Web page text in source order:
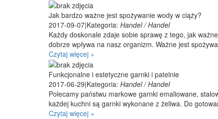
Jak bardzo ważne jest spożywanie wody w ciąży?
2017-09-07|Kategoria: Handel / Handel
Każdy doskonale zdaje sobie sprawę z tego, jak
dobrze wpływa na nasz organizm. Ważne jest
Czytaj więcej »
Funkcjonalne i estetyczne garnki i patelnie
2017-06-29|Kategoria: Handel / Handel
Polecamy państwu markowe garnki emaliowane,
każdej kuchni są garnki wykonane z żeliwa. Do
Czytaj więcej »